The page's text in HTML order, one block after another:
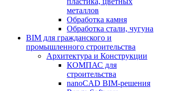
металлов
Обработка камня
Обработка стали, чугуна
BIM для гражданского и
промышленного строительства
Архитектура и Конструкции
КОМПАС для
строительства
nanoCAD BIM-решения